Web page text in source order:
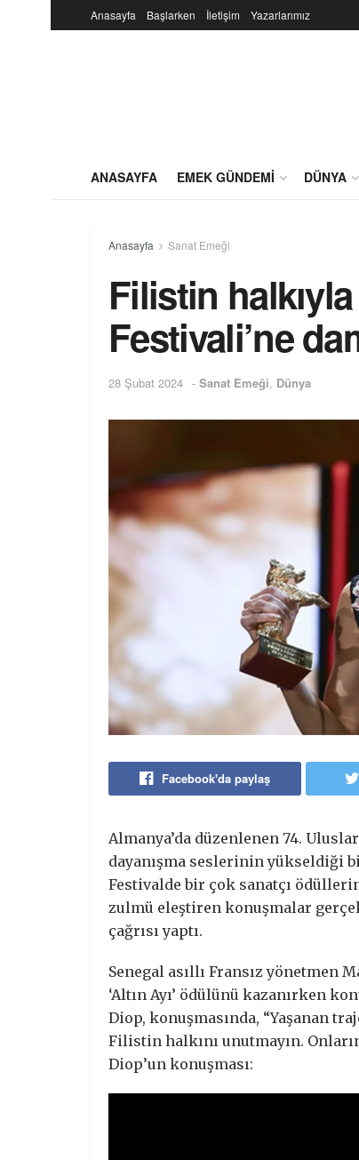
Anasayfa Başlarken İletişim Yazarlarımız
ANASAYFA EMEK GÜNDEMI DÜNYA
Anasayfa Sanat Emeği
Filistin
Festivali’ne
28 Şubat 2024 - Sanat Emeği, Dünya
Facebook'da paylaş
Almanya’da düzenlenen 74.
dayanışma seslerinin yükseldiği
Festivalde bir çok sanatçı
zulmü eleştiren konuşmalar
çağrısı yaptı.
Senegal asıllı Fransız yönetmen
‘Altın Ayı’ ödülünü kazanırken
Diop, konuşmasında, “Yaşanan
Filistin halkını unutmayın.
Diop’un konuşması: